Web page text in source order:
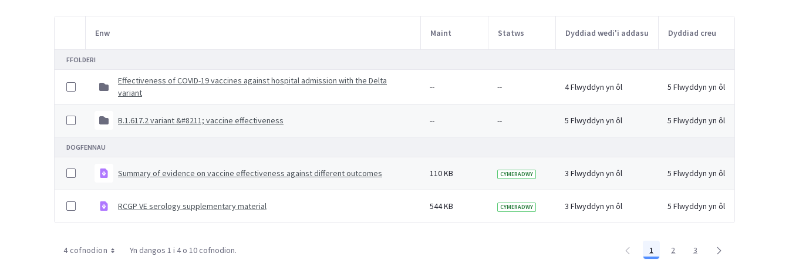
Item Selection
Enw Maint Statws Dyddiad wedi'i addasu Dyddiad creu
FFOLDERI
Effectiveness of COVID-19 vaccines against hospital admission with the Delta
variant
-- -- 4 Flwyddyn yn ôl 5 Flwyddyn yn ôl
B.1.617.2 variant &#8211; vaccine effectiveness -- -- 5 Flwyddyn yn ôl 5 Flwyddyn yn ôl
DOGFENNAU
Summary of evidence on vaccine effectiveness against different outcomes 110 KB CYMERADWY 3 Flwyddyn yn ôl 5 Flwyddyn yn ôl
RCGP VE serology supplementary material 544 KB CYMERADWY 3 Flwyddyn yn ôl 5 Flwyddyn yn ôl
4 cofnodion Yn dangos 1 i 4 o 10 cofnodion. Tudalen
1 Tudalen
2 Tudalen
3